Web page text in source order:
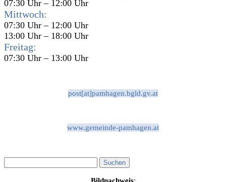
07:30 Uhr – 12:00 Uhr
Mittwoch:
07:30 Uhr – 12:00 Uhr
13:00 Uhr – 18:00 Uhr
Freitag:
07:30 Uhr – 13:00 Uhr
post[at]pamhagen.bgld.gv.at
www.gemeinde-pamhagen.at